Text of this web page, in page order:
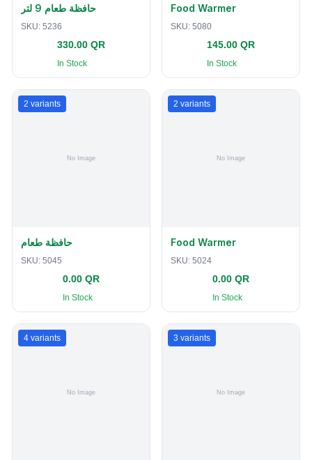
حافظة طعام 9 لتر
SKU: 5236
330.00 QR
In Stock
Food Warmer
SKU: 5080
145.00 QR
In Stock
2 variants
حافظة طعام
SKU: 5045
0.00 QR
In Stock
2 variants
Food Warmer
SKU: 5024
0.00 QR
In Stock
4 variants 3 variants